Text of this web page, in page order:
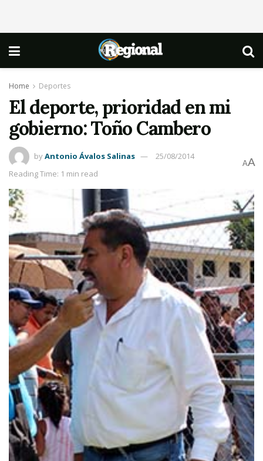
Home Deportes
El deporte, prioridad en mi
gobierno: Toño Cambero
byAntonio Ávalos Salinas
25/08/2014
Reading Time: 1 min read
AA